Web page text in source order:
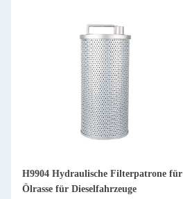
H9904 Hydraulische Filterpatrone für
Ölrasse für Dieselfahrzeuge